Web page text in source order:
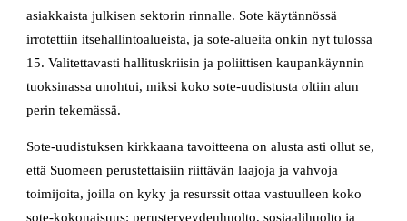
asiakkaista julkisen sektorin rinnalle. Sote käytännössä
irrotettiin itsehallintoalueista, ja sote-alueita onkin nyt tulossa
15. Valitettavasti hallituskriisin ja poliittisen kaupankäynnin
tuoksinassa unohtui, miksi koko sote-uudistusta oltiin alun
perin tekemässä.
Sote-uudistuksen kirkkaana tavoitteena on alusta asti ollut se,
että Suomeen perustettaisiin riittävän laajoja ja vahvoja
toimijoita, joilla on kyky ja resurssit ottaa vastuulleen koko
sote-kokonaisuus: perusterveydenhuolto, sosiaalihuolto ja